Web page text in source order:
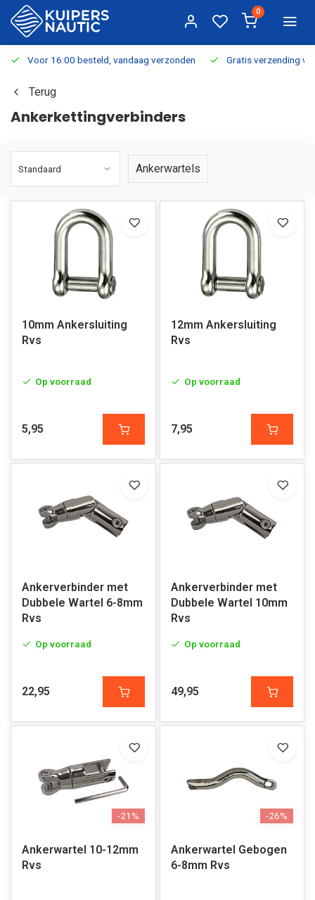
0
Voor 16:00 besteld, vandaag verzonden Gratis verzending
Terug
Ankerkettingverbinders
Ankerwartels
10mm Ankersluiting
Rvs
Op voorraad
5,95
12mm Ankersluiting
Rvs
Op voorraad
7,95
Ankerverbinder met
Dubbele Wartel 6-8mm
Rvs
Op voorraad
22,95
Ankerverbinder met
Dubbele Wartel 10mm
Rvs
Op voorraad
49,95
-21%
Ankerwartel 10-12mm
Rvs
-26%
Ankerwartel Gebogen
6-8mm Rvs